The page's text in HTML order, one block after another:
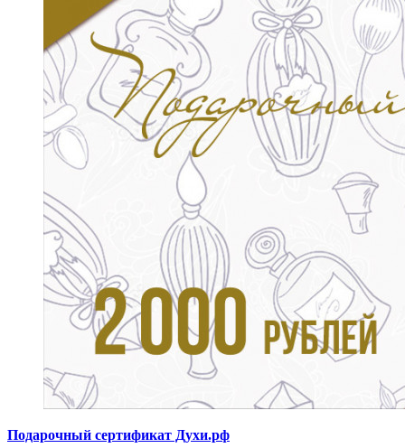
Подарочный сертификат Духи.рф